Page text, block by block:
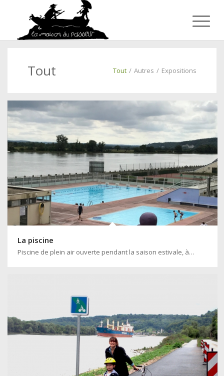
Tout Tout / Autres / Expositions
La piscine
Piscine de plein air ouverte pendant la saison estivale, à…